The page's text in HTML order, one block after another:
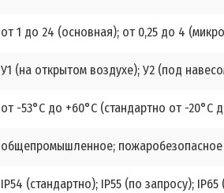
от 1 до 24 (основная); от 0,25 до 4
У1 (на открытом воздухе); У2 (под
от -53°С до +60°С (стандартно от -20°С
общепромышленное; пожаробезопасное
IP54 (стандартно); IP55 (по запросу);